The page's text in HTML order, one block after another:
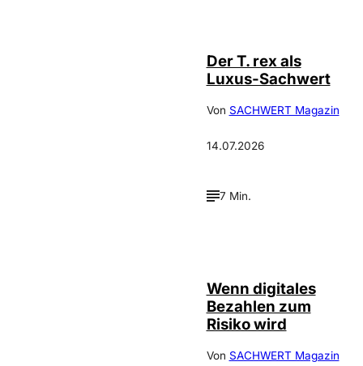
Der T. rex als
Luxus-Sachwert
Von SACHWERT Magazin
14.07.2026
7 Min.
Wenn digitales
Bezahlen zum
Risiko wird
Von SACHWERT Magazin